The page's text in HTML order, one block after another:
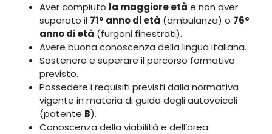
Aver compiuto la maggiore età e non aver
superato il 71º anno di età (ambulanza) o 76º
anno di età (furgoni finestrati).
Avere buona conoscenza della lingua italiana.
Sostenere e superare il percorso formativo
previsto.
Possedere i requisiti previsti dalla normativa
vigente in materia di guida degli autoveicoli
(patente B).
Conoscenza della viabilità e dell’area